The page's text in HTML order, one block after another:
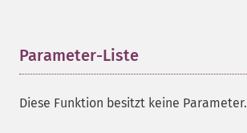
Parameter-Liste
Diese Funktion besitzt keine Parameter.